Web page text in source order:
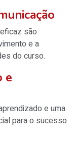
são
e a
do curso.
e
e uma
para o sucesso